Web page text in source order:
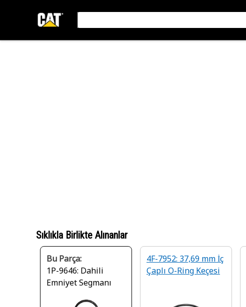
Sıklıkla Birlikte Alınanlar
Bu Parça:
1P-9646: Dahili
Emniyet Segmanı
4F-7952: 37,69 mm İç
Çaplı O-Ring Keçesi